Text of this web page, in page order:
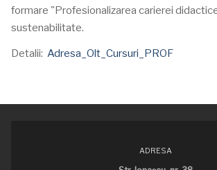
formare "Profesionalizarea carierei
sustenabilitate.
Detalii: Adresa_Olt_Cursuri_PROF
ADRESA